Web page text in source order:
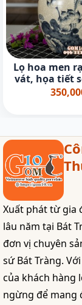
Lọ hoa men
vát, họa tiết
Xuất phát từ gia
lâu năm tại Bát
đơn vị chuyên
sứ Bát Tràng.
của khách hàng
ngừng để mang